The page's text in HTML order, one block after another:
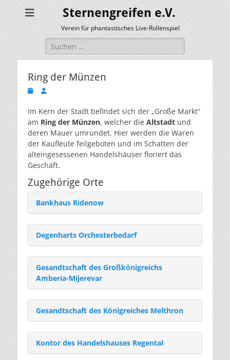
Sternengreifen e.V.
Verein für phantastisches Live-Rollenspiel
Suchen
nach:
Ring der Münzen
Veröffentlicht
Autor
Im Kern der Stadt befindet sich der „Große Markt“
am Ring der Münzen, welcher die Altstadt und
deren Mauer umrundet. Hier werden die Waren
der Kaufleute feilgeboten und im Schatten der
alteingesessenen Handelshäuser floriert das
Geschäft.
Zugehörige Orte
Bankhaus Ridenow
Degenharts Orchesterbedarf
Gesandtschaft des Großkönigreichs
Amberia-Mijerevar
Gesandtschaft des Königreiches Melthron
Kontor des Handelshauses Regental